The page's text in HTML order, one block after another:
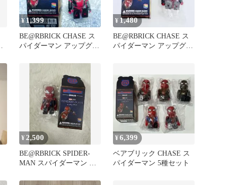
¥1,399
BE@RBRICK CHASE ス
パイダーマン アップグレ
¥ 1,480
BE@RBRICK CHASE ス
パイダーマン アップグレ
¥ 2,500
BE@RBRICK SPIDER-
MAN スパイダーマン ネ
¥6,399
ベアブリック CHASE ス
パイダーマン 5種セット